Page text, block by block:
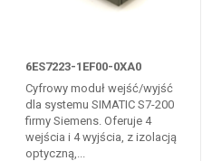
6ES7223-1EF00-0XA0
Cyfrowy moduł wejść/wyjść
dla systemu SIMATIC S7-200
firmy Siemens. Oferuje 4
wejścia i 4 wyjścia, z izolacją
optyczną,...